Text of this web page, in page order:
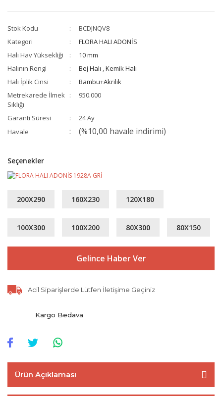
Stok Kodu
BCDJNQV8
Kategori
FLORA HALI ADONİS
Halı Hav Yüksekliği
10 mm
Halının Rengi
Bej Halı ,Kemik Halı
Halı İplik Cinsi
Bambu+Akrilik
Metrekarede İlmek
Sıklığı
950.000
Garanti Süresi
24 Ay
Havale
(%10,00 havale indirimi)
Seçenekler
200X290 160X230 120X180
100X300 100X200 80X300 80X150
Gelince Haber Ver
Acil Siparişlerde Lütfen İletişime Geçiniz
Kargo Bedava
Ürün Açıklaması